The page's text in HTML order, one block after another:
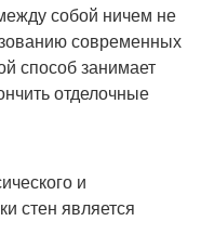
собой ничем не
современных
способ занимает
отделочные
и
стен является